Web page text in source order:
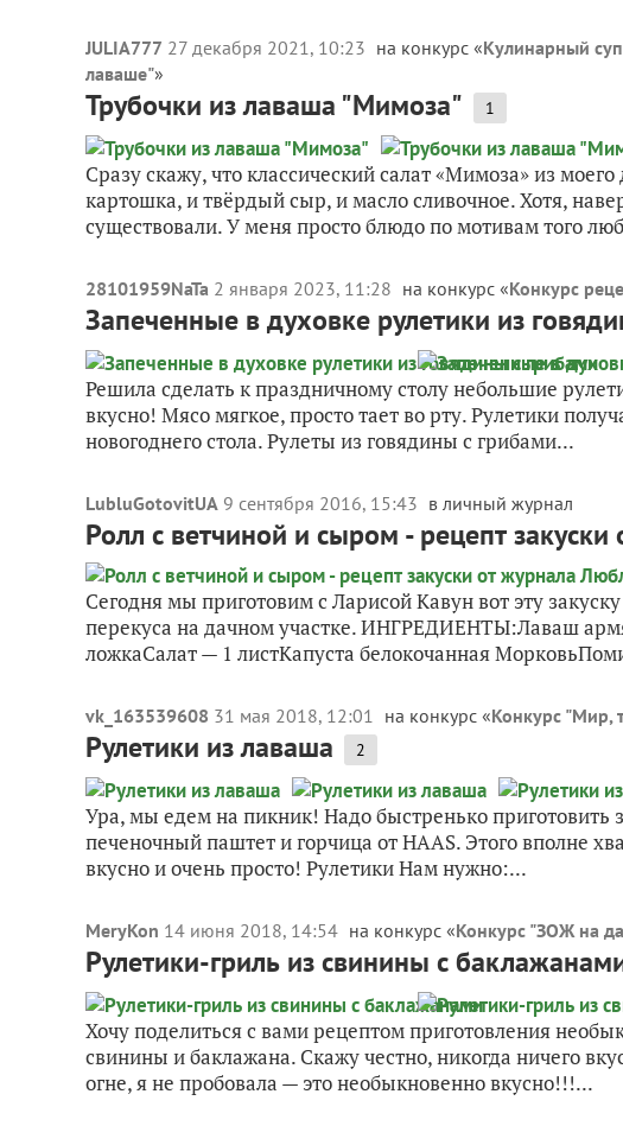
JULIA777 27 декабря 2021, 10:23 на конкурс «Кулинарный
лаваше"»
Трубочки из лаваша "Мимоза" 1
Сразу скажу, что классический салат «Мимоза» из
картошка, и твёрдый сыр, и масло сливочное. Хотя,
существовали. У меня просто блюдо по мотивам того
28101959NaTa 2 января 2023, 11:28 на конкурс «Конкурс
Запеченные в духовке рулетики из
Решила сделать к праздничному столу небольшие
вкусно! Мясо мягкое, просто тает во рту. Рулетики
новогоднего стола. Рулеты из говядины с грибами...
LubluGotovitUA 9 сентября 2016, 15:43 в личный журнал
Ролл с ветчиной и сыром - рецепт
Сегодня мы приготовим с Ларисой Кавун вот эту
перекуса на дачном участке. ИНГРЕДИЕНТЫ:Лаваш
ложкаСалат — 1 листКапуста белокочанная
vk_163539608 31 мая 2018, 12:01 на конкурс «Конкурс "Мир,
Рулетики из лаваша 2
Ура, мы едем на пикник! Надо быстренько приготовить
печеночный паштет и горчица от HAAS. Этого вполне
вкусно и очень просто! Рулетики Нам нужно:...
MeryKon 14 июня 2018, 14:54 на конкурс «Конкурс "ЗОЖ на
Рулетики-гриль из свинины с
Хочу поделиться с вами рецептом приготовления
свинины и баклажана. Скажу честно, никогда ничего
огне, я не пробовала — это необыкновенно вкусно!!!...